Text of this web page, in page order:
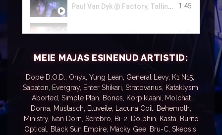
Paul Van Dyk @ Factory, Tallinn Aftermovie - 18.12.2015 1:45
Skrillex @ Tallinn, Club Factory 1:49
Макс Корж - Кто Здесь Отец (Factory Club, Tallinn) 3:36
Gareth Emery @ Club Factory 23.02.2016 - Official Aftermovie 1:48
2:04
MEIE MAJAS ESINENUD ARTISTID:
Dope D.O.D., Onyx, Yung Lean, General Levy, K1 N15,
Sabaton, Evergray, Enter Shikari, Stratovarius, Kataklysm,
Aborted, Simple Plan, Bones, Korpiklaani, Molchat
Doma, Mustasch, Eluveite, Lacuna Coil, Behemoth,
Ministry, Ivan Dorn, Serebro, Bi-2, Dolphin, Kasta, Burito
Optical, Black Sun Empire, Macky Gee, Bru-C, Skepsis,